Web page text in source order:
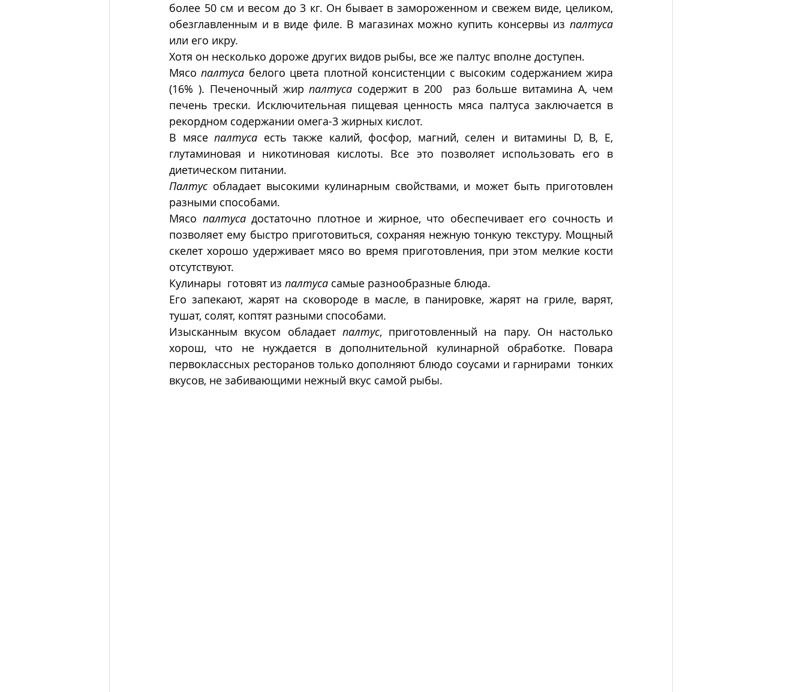
более 50 см и весом до 3 кг. Он бывает в замороженном и свежем виде, целиком,
обезглавленным и в виде филе. В магазинах можно купить консервы из палтуса
или его икру.
Хотя он несколько дороже других видов рыбы, все же палтус вполне доступен.
Мясо палтуса белого цвета плотной консистенции с высоким содержанием жира
(16% ). Печеночный жир палтуса содержит в 200  раз больше витамина А, чем
печень трески. Исключительная пищевая ценность мяса палтуса заключается в
рекордном содержании омега-3 жирных кислот.
В мясе палтуса есть также калий, фосфор, магний, селен и витамины D, В, E,
глутаминовая и никотиновая кислоты. Все это позволяет использовать его в
диетическом питании.
Палтус обладает высокими кулинарным свойствами, и может быть приготовлен
разными способами.
Мясо палтуса достаточно плотное и жирное, что обеспечивает его сочность и
позволяет ему быстро приготовиться, сохраняя нежную тонкую текстуру. Мощный
скелет хорошо удерживает мясо во время приготовления, при этом мелкие кости
отсутствуют.
Кулинары  готовят из палтуса самые разнообразные блюда.
Его запекают, жарят на сковороде в масле, в панировке, жарят на гриле, варят,
тушат, солят, коптят разными способами.
Изысканным вкусом обладает палтус, приготовленный на пару. Он настолько
хорош, что не нуждается в дополнительной кулинарной обработке. Повара
первоклассных ресторанов только дополняют блюдо соусами и гарнирами  тонких
вкусов, не забивающими нежный вкус самой рыбы.